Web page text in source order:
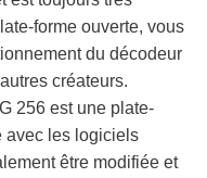
forme ouverte, vous
du décodeur
créateurs.
256 est une plate-
avec les logiciels
être modifiée et